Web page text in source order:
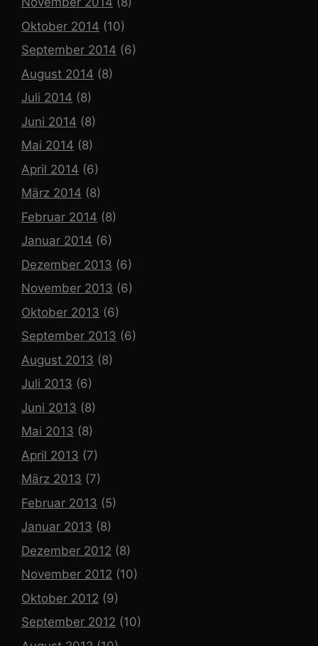
Oktober 2014 (10)
September 2014 (6)
August 2014 (8)
Juli 2014 (8)
Juni 2014 (8)
Mai 2014 (8)
April 2014 (6)
März 2014 (8)
Februar 2014 (8)
Januar 2014 (6)
Dezember 2013 (6)
November 2013 (6)
Oktober 2013 (6)
September 2013 (6)
August 2013 (8)
Juli 2013 (6)
Juni 2013 (8)
Mai 2013 (8)
April 2013 (7)
März 2013 (7)
Februar 2013 (5)
Januar 2013 (8)
Dezember 2012 (8)
November 2012 (10)
Oktober 2012 (9)
September 2012 (10)